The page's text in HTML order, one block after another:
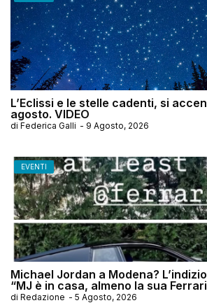
L’Eclissi e le stelle cadenti, si
agosto. VIDEO
di Federica Galli - 9 Agosto, 2026
EVENTI
Michael Jordan a Modena?
“MJ è in casa, almeno la sua
di Redazione - 5 Agosto, 2026